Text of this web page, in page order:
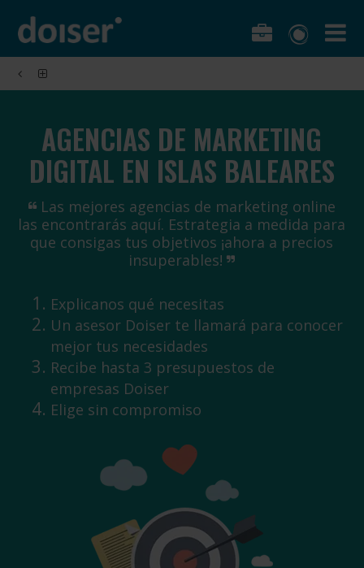
AGENCIAS DE MARKETING
DIGITAL EN ISLAS BALEARES
Las mejores agencias de marketing online
las encontrarás aquí. Estrategia a medida para
que consigas tus objetivos ¡ahora a precios
insuperables!
Explicanos qué necesitas
Un asesor Doiser te llamará para conocer
mejor tus necesidades
Recibe hasta 3 presupuestos de
empresas Doiser
Elige sin compromiso